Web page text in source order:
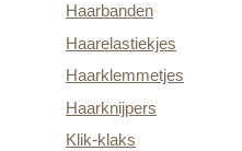
Haarbanden
Haarelastiekjes
Haarklemmetjes
Haarknijpers
Klik-klaks